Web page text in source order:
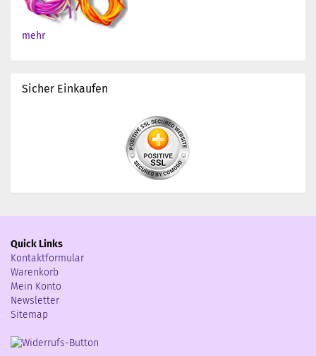
mehr
Sicher Einkaufen
Quick Links
Kontaktformular
Warenkorb
Mein Konto
Newsletter
Sitemap